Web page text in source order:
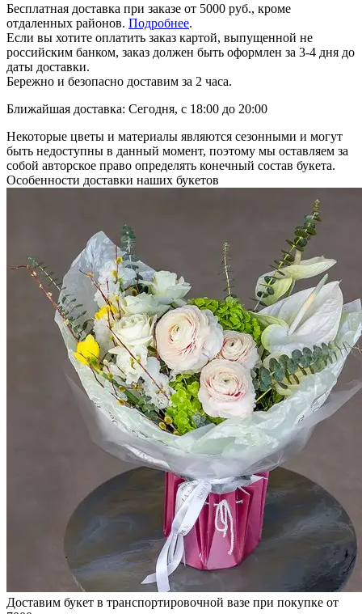
Бесплатная доставка при заказе от 5000 руб., кроме
отдаленных районов. Подробнее.
Если вы хотите оплатить заказ картой, выпущенной не
российским банком, заказ должен быть оформлен за 3-4 дня до
даты доставки.
Бережно и безопасно доставим за 2 часа.
Ближайшая доставка: Сегодня, с 18:00 до 20:00
Некоторые цветы и материалы являются сезонными и могут
быть недоступны в данный момент, поэтому мы оставляем за
собой авторское право определять конечный состав букета.
Особенности доставки наших букетов
Доставим букет в транспортировочной вазе при покупке от